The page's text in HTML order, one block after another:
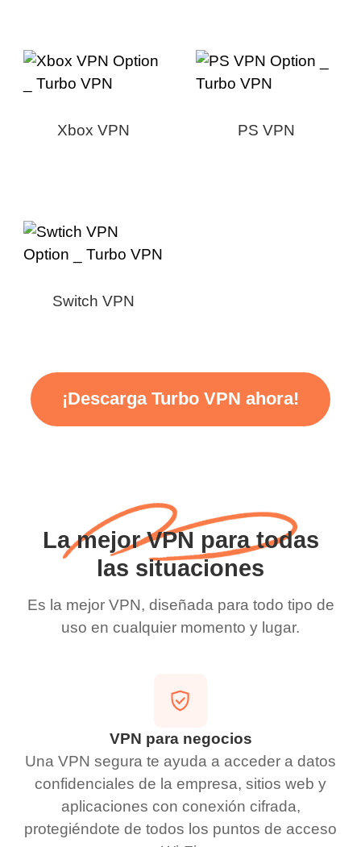
Xbox VPN PS VPN
Switch VPN
¡Descarga Turbo VPN ahora!
La mejor VPN para todas
las situaciones
Es la mejor VPN, diseñada para todo tipo de
uso en cualquier momento y lugar.
VPN para negocios
Una VPN segura te ayuda a acceder a datos
confidenciales de la empresa, sitios web y
aplicaciones con conexión cifrada,
protegiéndote de todos los puntos de acceso